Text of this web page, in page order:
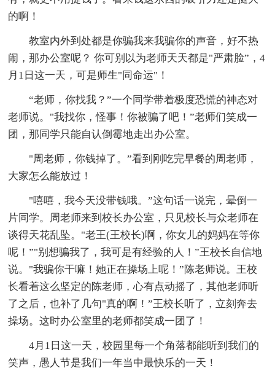
的啊！
教室内外到处都是你骗我来我骗你的声音，好不热
闹，那办公室呢？ 你可别以为老师天天都是"严肃脸”，4
月1日这一天，可是师生"同命运"！
“老师，你找我？”一个同学带着极度恐慌的神态对
老师说。"我找你，怪事！你被骗了吧！”老师们笑成一
团，那同学只能自认倒霉地走出办公室。
"周老师，你钱掉了。”看到刚吃完早餐的周老师，
大家怎么能放过！
"嘻嘻，我今天没带钱哦。”这句话一说完，晕倒一
片同学。周老师来到校长办公室，只见校长与众老师在
谈得天花乱坠。"老王(王校长)啊，你女儿的妈妈在等你
呢！”"别想骗我了，我可是有经验的人！”王校长自信地
说。"我骗你干嘛！她正在操场上呢！”陈老师说。王校
长看着这么坚定的陈老师，心有点动摇了，其他老师听
了之后，也补了几句"真的啊！”王校长听了，立刻奔去
操场。这时办公室里的老师都笑成一团了！
4月1日这一天，校园里每一个角落都能听到我们的
笑声，愚人节是我们一年当中最快乐的一天！